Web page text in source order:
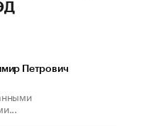
Петрович